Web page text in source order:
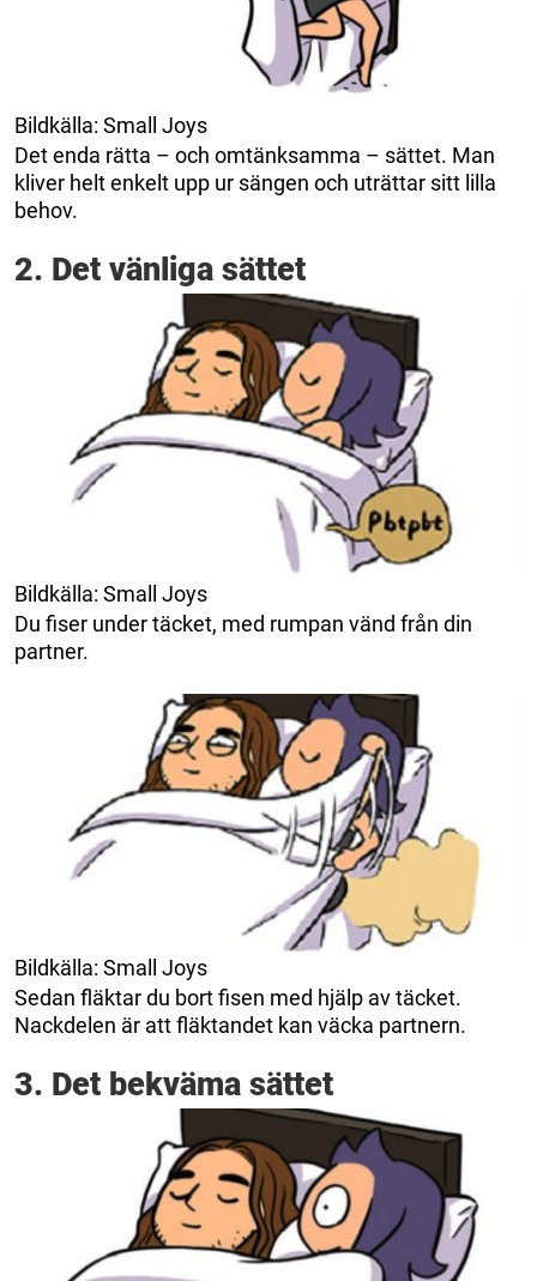
Bildkälla: Small Joys
Det enda rätta – och omtänksamma – sättet. Man
kliver helt enkelt upp ur sängen och uträttar sitt lilla
behov.
2. Det vänliga sättet
Bildkälla: Small Joys
Du fiser under täcket, med rumpan vänd från din
partner.
Bildkälla: Small Joys
Sedan fläktar du bort fisen med hjälp av täcket.
Nackdelen är att fläktandet kan väcka partnern.
3. Det bekväma sättet